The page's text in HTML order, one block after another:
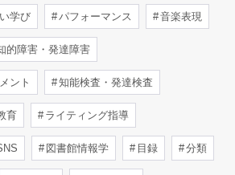
学び パフォーマンス 音楽表現
的障害・発達障害
ント 知能検査・発達検査
育 ライティング指導
図書館情報学 目録 分類